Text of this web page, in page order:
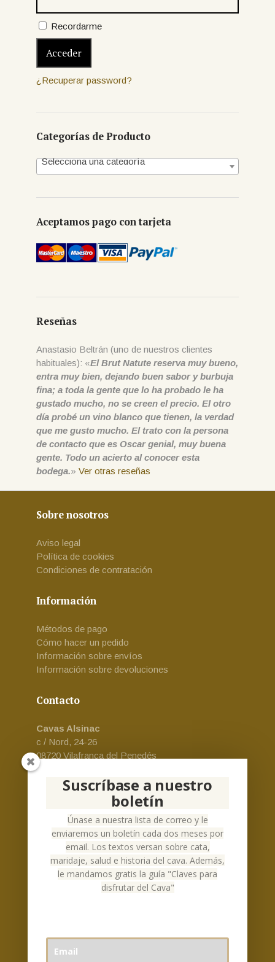
Recordarme
¿Recuperar password?
Categorías de Producto
Selecciona una categoría
Aceptamos pago con tarjeta
Reseñas
Anastasio Beltrán (uno de nuestros clientes
habituales): «El Brut Natute reserva muy bueno,
entra muy bien, dejando buen sabor y burbuja
fina; a toda la gente que lo ha probado le ha
gustado mucho, no se creen el precio. El otro
día probé un vino blanco que tienen, la verdad
que me gusto mucho. El trato con la persona
de contacto que es Oscar genial, muy buena
gente. Todo un acierto al conocer esta
bodega.» Ver otras reseñas
Sobre nosotros
Aviso legal
Política de cookies
Condiciones de contratación
Información
Métodos de pago
Cómo hacer un pedido
Información sobre envíos
Información sobre devoluciones
Contacto
Cavas Alsinac
c / Nord, 24-26
08720 Vilafranca del Penedés
Email:
Teléfono:+34 930 24 73 69
Español
Social Networks
Suscríbase a nuestro
boletín
Únase a nuestra lista de correo y le
enviaremos un boletín cada dos meses por
email. Los textos versan sobre cata,
maridaje, salud e historia del cava. Además,
le mandamos gratis la guía "Claves para
disfrutar del Cava"